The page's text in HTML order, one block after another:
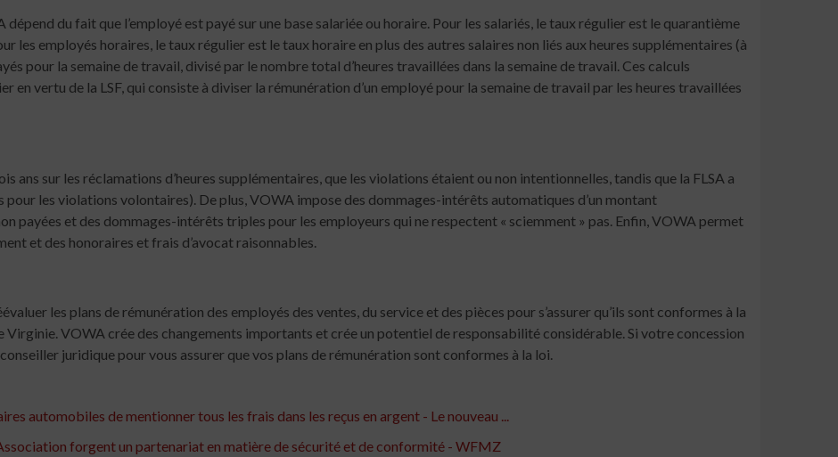
du fait que l’employé est payé sur une base salariée ou horaire. Pour les salariés, le taux régulier est le quarantième
les employés horaires, le taux régulier est le taux horaire en plus des autres salaires non liés aux heures supplémentaires (à
pour la semaine de travail, divisé par le nombre total d’heures travaillées dans la semaine de travail. Ces calculs
en vertu de la LSF, qui consiste à diviser la rémunération d’un employé pour la semaine de travail par les heures travaillées
ans sur les réclamations d’heures supplémentaires, que les violations étaient ou non intentionnelles, tandis que la FLSA a
pour les violations volontaires). De plus, VOWA impose des dommages-intérêts automatiques d’un montant
payées et des dommages-intérêts triples pour les employeurs qui ne respectent « sciemment » pas. Enfin, VOWA permet
et des honoraires et frais d’avocat raisonnables.
les plans de rémunération des employés des ventes, du service et des pièces pour s’assurer qu’ils sont conformes à la
Virginie. VOWA crée des changements importants et crée un potentiel de responsabilité considérable. Si votre concession
juridique pour vous assurer que vos plans de rémunération sont conformes à la loi.
automobiles de mentionner tous les frais dans les reçus en argent - Le nouveau ...
forgent un partenariat en matière de sécurité et de conformité - WFMZ